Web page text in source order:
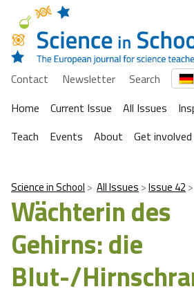
Contact Newsletter
Search
Home
Current Issue All Issues
Teach
Events About Get involved
Science in School All Issues Issue 42
Wächterin des
Gehirns: die
Blut-/